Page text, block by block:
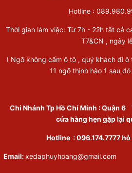
Hotline :
Thời gian làm việc: Từ 7h - 22h tất cả
T7&CN , ngày
( Ngõ không cấm ô tô , quý khách đi
11 ngõ thịnh hào 1 sau
Chi Nhánh Tp Hồ Chí Minh :Quận 6
cửa hàng hẹn gặp lại
Hotline : 096.174.7777 hỗ
Email:xedaphuyhoang@gmail.com